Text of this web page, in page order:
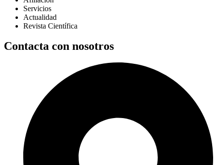
Servicios
Actualidad
Revista Científica
Contacta con nosotros